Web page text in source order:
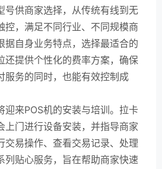
号供商家选择，从传统有线到无
控，满足不同行业、不同规模商
据自身业务特点，选择最适合的
还提供个性化的费率方案，确保
服务的同时，也能有效控制成
迎来POS机的安装与培训。拉卡
上门进行设备安装，并指导商家
交易操作、查看交易记录、处理
列贴心服务，旨在帮助商家快速